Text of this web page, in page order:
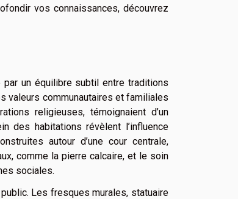
vos connaissances, découvrez
par un équilibre subtil entre traditions
valeurs communautaires et familiales
religieuses, témoignaient d’un
des habitations révèlent l’influence
autour d’une cour centrale,
comme la pierre calcaire, et le soin
sociales.
Les fresques murales, statuaire